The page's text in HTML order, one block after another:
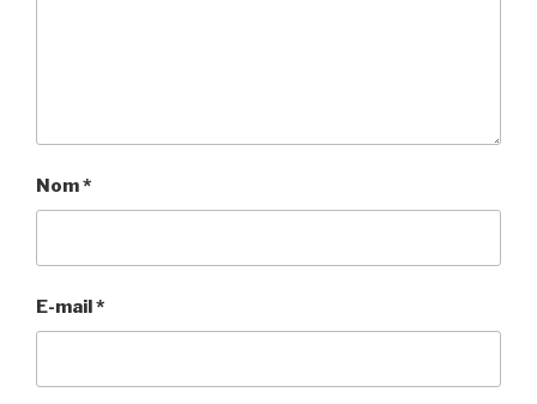
Nom*
E-mail *